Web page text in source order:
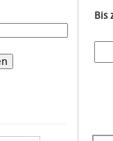
Bis